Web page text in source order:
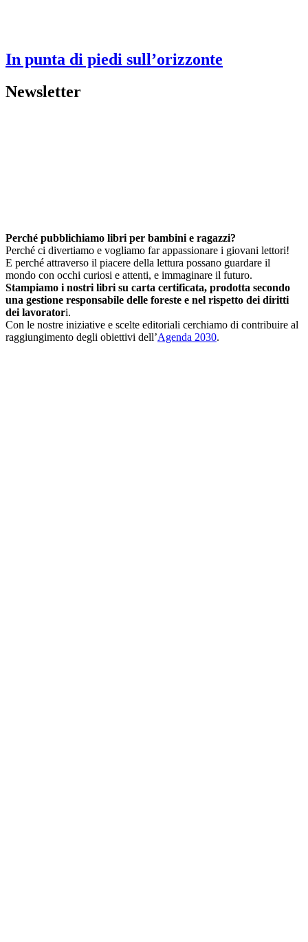
In punta di piedi sull’orizzonte
Newsletter
Perché pubblichiamo libri per bambini e ragazzi?
Perché ci divertiamo e vogliamo far appassionare i giovani lettori!
E perché attraverso il piacere della lettura possano guardare il
mondo con occhi curiosi e attenti, e immaginare il futuro.
Stampiamo i nostri libri su carta certificata, prodotta secondo
una gestione responsabile delle foreste e nel rispetto dei diritti
dei lavoratori.
Con le nostre iniziative e scelte editoriali cerchiamo di contribuire al
raggiungimento degli obiettivi dell’Agenda 2030.